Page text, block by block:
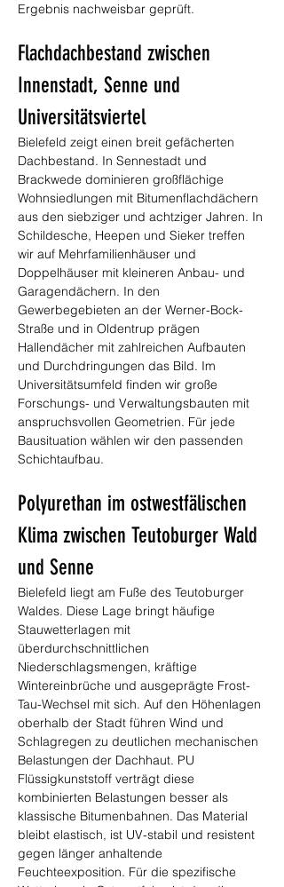
Ergebnis nachweisbar geprüft.
Flachdachbestand zwischen
Innenstadt, Senne und
Universitätsviertel
Bielefeld zeigt einen breit gefächerten
Dachbestand. In Sennestadt und
Brackwede dominieren großflächige
Wohnsiedlungen mit Bitumenflachdächern
aus den siebziger und achtziger Jahren. In
Schildesche, Heepen und Sieker treffen
wir auf Mehrfamilienhäuser und
Doppelhäuser mit kleineren Anbau- und
Garagendächern. In den
Gewerbegebieten an der Werner-Bock-
Straße und in Oldentrup prägen
Hallendächer mit zahlreichen Aufbauten
und Durchdringungen das Bild. Im
Universitätsumfeld finden wir große
Forschungs- und Verwaltungsbauten mit
anspruchsvollen Geometrien. Für jede
Bausituation wählen wir den passenden
Schichtaufbau.
Polyurethan im ostwestfälischen
Klima zwischen Teutoburger Wald
und Senne
Bielefeld liegt am Fuße des Teutoburger
Waldes. Diese Lage bringt häufige
Stauwetterlagen mit
überdurchschnittlichen
Niederschlagsmengen, kräftige
Wintereinbrüche und ausgeprägte Frost-
Tau-Wechsel mit sich. Auf den Höhenlagen
oberhalb der Stadt führen Wind und
Schlagregen zu deutlichen mechanischen
Belastungen der Dachhaut. PU
Flüssigkunststoff verträgt diese
kombinierten Belastungen besser als
klassische Bitumenbahnen. Das Material
bleibt elastisch, ist UV-stabil und resistent
gegen länger anhaltende
Feuchteexposition. Für die spezifische